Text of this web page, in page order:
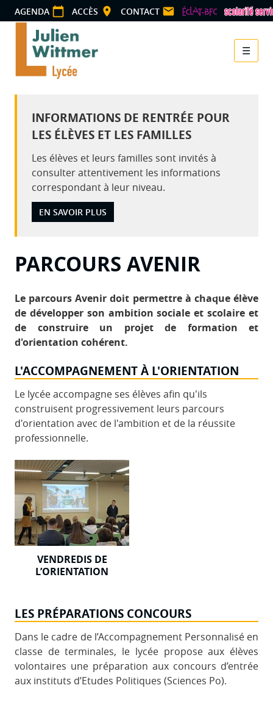
AGENDA ACCÈS CONTACT
☰
Menu
INFORMATIONS DE RENTRÉE POUR
LES ÉLÈVES ET LES FAMILLES
Les élèves et leurs familles sont invités à
consulter attentivement les informations
correspondant à leur niveau.
EN SAVOIR PLUS
PARCOURS AVENIR
Le parcours Avenir doit permettre à chaque élève
de développer son ambition sociale et scolaire et
de construire un projet de formation et
d'orientation cohérent.
L'ACCOMPAGNEMENT À L'ORIENTATION
Le lycée accompagne ses élèves afin qu'ils
construisent progressivement leurs parcours
d'orientation avec de l'ambition et de la réussite
professionnelle.
VENDREDIS DE
L’ORIENTATION
LES PRÉPARATIONS CONCOURS
Dans le cadre de l’Accompagnement Personnalisé en
classe de terminales, le lycée propose aux élèves
volontaires une préparation aux concours d’entrée
aux instituts d’Etudes Politiques (Sciences Po).
Panneau de gestion des cookies